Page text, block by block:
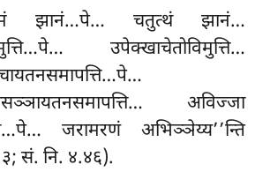
झानं…पे… चतुत्थं झानं…
उपेक्खाचेतोविमुत्ति…
अविज्जा
जरामरणं अभिञ्ञेय्य’’न्ति
सं. नि. ४.४६).